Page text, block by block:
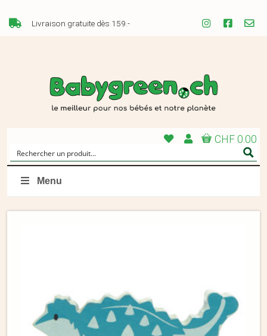
Livraison gratuite dès 159.-
CHF 0.00
Menu